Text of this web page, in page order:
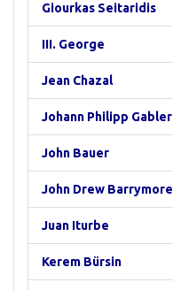
Giourkas Seitaridis
III. George
Jean Chazal
Johann Philipp Gabler
John Bauer
John Drew Barrymore
Juan Iturbe
Kerem Bürsin